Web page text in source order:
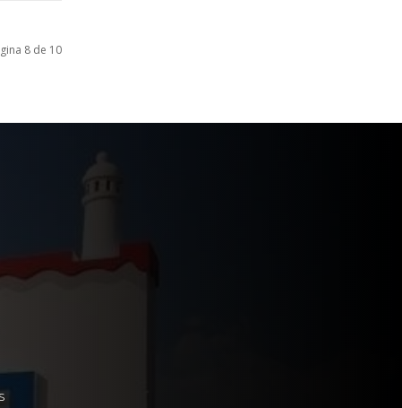
8 de 10